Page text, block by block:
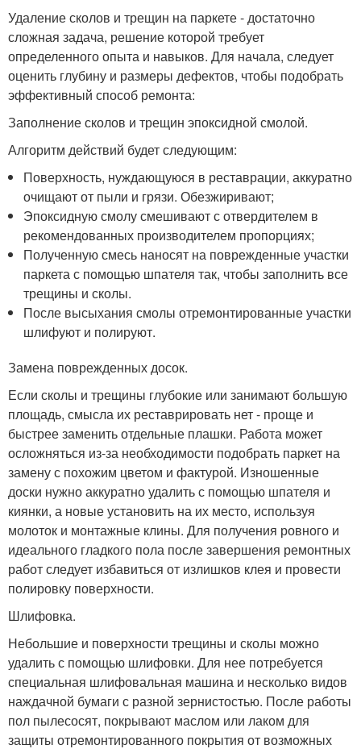
Удаление сколов и трещин на паркете - достаточно
сложная задача, решение которой требует
определенного опыта и навыков. Для начала, следует
оценить глубину и размеры дефектов, чтобы подобрать
эффективный способ ремонта:
Заполнение сколов и трещин эпоксидной смолой.
Алгоритм действий будет следующим:
Поверхность, нуждающуюся в реставрации, аккуратно
очищают от пыли и грязи. Обезжиривают;
Эпоксидную смолу смешивают с отвердителем в
рекомендованных производителем пропорциях;
Полученную смесь наносят на поврежденные участки
паркета с помощью шпателя так, чтобы заполнить все
трещины и сколы.
После высыхания смолы отремонтированные участки
шлифуют и полируют.
Замена поврежденных досок.
Если сколы и трещины глубокие или занимают большую
площадь, смысла их реставрировать нет - проще и
быстрее заменить отдельные плашки. Работа может
осложняться из-за необходимости подобрать паркет на
замену с похожим цветом и фактурой. Изношенные
доски нужно аккуратно удалить с помощью шпателя и
киянки, а новые установить на их место, используя
молоток и монтажные клины. Для получения ровного и
идеального гладкого пола после завершения ремонтных
работ следует избавиться от излишков клея и провести
полировку поверхности.
Шлифовка.
Небольшие и поверхности трещины и сколы можно
удалить с помощью шлифовки. Для нее потребуется
специальная шлифовальная машина и несколько видов
наждачной бумаги с разной зернистостью. После работы
пол пылесосят, покрывают маслом или лаком для
защиты отремонтированного покрытия от возможных